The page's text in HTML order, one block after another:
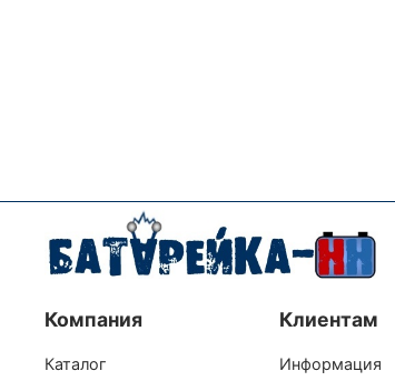
Компания
Каталог
Клиентам
Информация